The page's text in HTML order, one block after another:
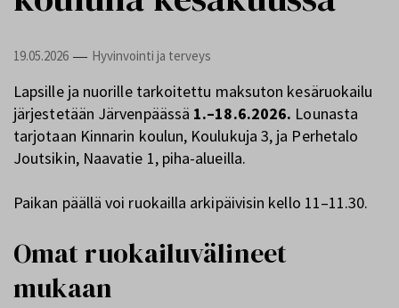
19.05.2026 — Hyvinvointi ja terveys
Lapsille ja nuorille tarkoitettu maksuton kesäruokailu
järjestetään Järvenpäässä 1.–18.6.2026. Lounasta
tarjotaan Kinnarin koulun, Koulukuja 3, ja Perhetalo
Joutsikin, Naavatie 1, piha-alueilla.
Paikan päällä voi ruokailla arkipäivisin kello 11–11.30.
Omat ruokailuvälineet
mukaan